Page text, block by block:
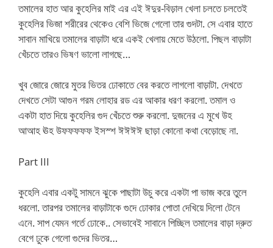
তমালের হাত আর কুহেলির মাই এর এই ঈদুর-বিড়াল খেলা চলতে চলতেই
কুহেলির ভিজা শরীরের থেকেও বেশি ভিজে গেলো তার গুদটা. সে এবার হাতে
সাবান মাখিয়ে তমালের বাড়াটা ধরে একই খেলায় মেতে উঠলো. পিছল বাড়াটা
খেঁচতে তারও ভিষণ ভালো লাগছে…
খুব জোরে জোরে মুতর ভিতর ঢোকাতে বের করতে লাগলো বাড়াটা. দেখতে
দেখতে সেটা আগুন গরম লোহার রড এর আকার ধরণ করলো. তমাল ও
একটা হাত দিয়ে কুহেলির গুদ খেঁচতে শুরু করলো. দুজনের এ মুখে উহ
আআহ ঊহ উফফফফফ ইসস্শ ঈঈঈঈ ছাড়া কোনো কথা বেড়োছে না.
Part III
কুহেলি এবার একটু সামনে ঝুকে পাছাটা উচু করে একটা পা ভাজ করে তুলে
ধরলো. তারপর তমালের বাড়াটাকে গুদে ঢোকার পোতা দেখিয়ে দিলো টেনে
এনে. সাপ যেমন গর্তে ঢোকে.. সেভাবেই সাবানে পিচ্ছিল তমালের বাড়া দ্রুত
বেগে ঢুকে গেলো গুদের ভিতর…